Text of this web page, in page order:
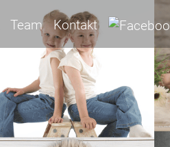
Team Kontakt